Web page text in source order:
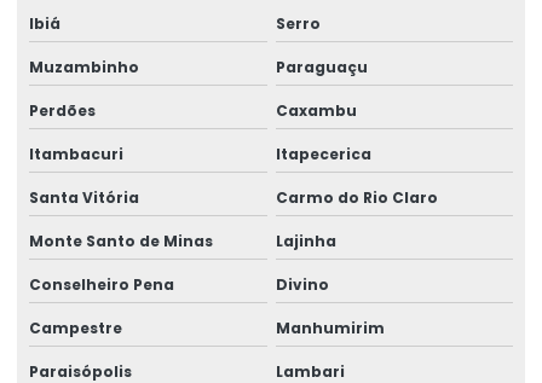
Rótulos Adesivos Para Empresas De Alimentos
Rótulos Adesivos Para Eventos E Festas
Rótulos Adesivos Para Identificação De Produtos
Rótulos Adesivos Para Indústria Alimentícia
Rótulos Adesivos Transparentes Para Produtos
Rótulos Com Acabamento Fosco
Ibiá Serro
Muzambinho Paraguaçu
Perdões Caxambu
Itambacuri Itapecerica
Santa Vitória Carmo do Rio Claro
Monte Santo de Minas Lajinha
Conselheiro Pena Divino
Campestre Manhumirim
Paraisópolis Lambari